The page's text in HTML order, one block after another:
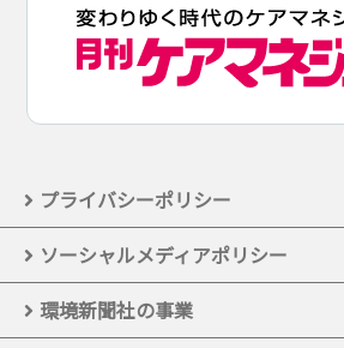
プライバシーポリシー
ソーシャルメディアポリシー
環境新聞社の事業